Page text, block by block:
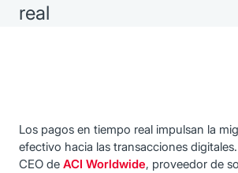
real
Los pagos en tiempo real impulsan la
efectivo hacia las transacciones
CEO de ACI Worldwide, proveedor de